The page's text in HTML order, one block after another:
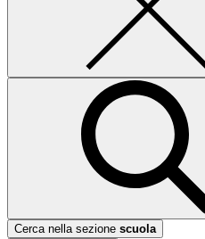
Cerca nella sezione scuola